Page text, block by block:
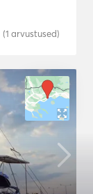
(1 arvustused)